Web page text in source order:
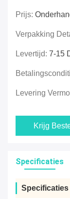
Prijs:
Verpakking
Levertijd: 7-15
Levering
Krijg
Specificaties
Specificaties